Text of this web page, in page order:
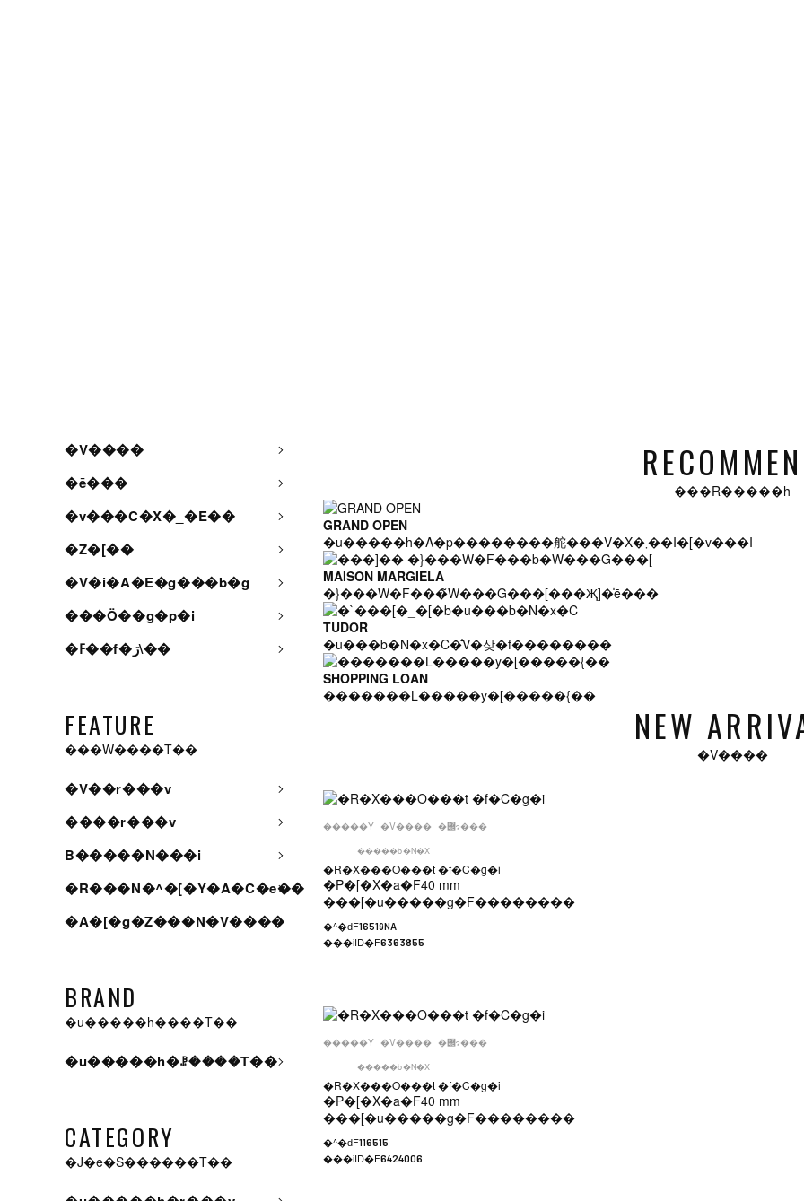
���R�����h
GRAND OPEN
�u�����h�A�p��������舵���V�X�܂��I�[�v���I
MAISON MARGIELA
�}���W�F���̃W���G���[���Җ]�̍ē���
TUDOR
�u���b�N�x�C�̐V�샂�f��������
SHOPPING LOAN
�������L�����y�[�����{��
NEW
�V����
�����Y �V���� �݌ɂ���
�����b�N�X
�R�X���O���t �f�C�g�i
�P�[�X�a�F40 mm
���[�u�����g�F��������
�^�ԁF16519NA
���iID�F6363855
�����Y �V���� �݌ɂ���
�����b�N�X
�R�X���O���t �f�C�g�i
�P�[�X�a�F40 mm
���[�u�����g�F��������
�^�ԁF116515
���iID�F6424006
�V����
�ē���
�v���C�X�_�E��
�Z�[��
�V�i�A�E�g���b�g
���Ö��g�p�i
�ߓ��f�ڗ\��
FEATURE
���W����T��
�V��r���v
����r���v
B�����N���i
�R���N�^�[�Y�A�C�e��
�A�[�g�Z���N�V����
BRAND
�u�����h����T��
�u�����h�ꗗ����T��
CATEGORY
�J�e�S������T��